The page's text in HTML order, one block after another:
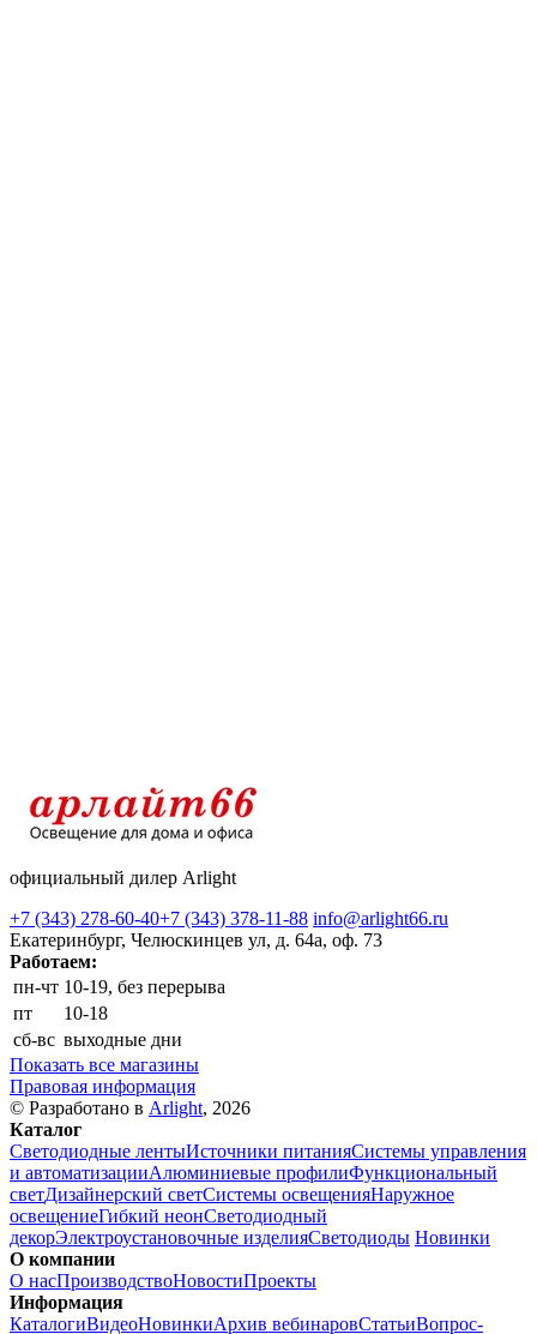
официальный дилер Arlight
+7 (343) 278-60-40+7 (343) 378-11-88 info@arlight66.ru
Екатеринбург, Челюскинцев ул, д. 64а, оф. 73
Работаем:
пн-чт 10-19, без перерыва
пт
10-18
сб-вс выходные дни
Показать все магазины
Правовая информация
© Разработано в Arlight, 2026
Каталог
Светодиодные лентыИсточники питанияСистемы управления
и автоматизацииАлюминиевые профилиФункциональный
светДизайнерский светСистемы освещенияНаружное
освещениеГибкий неонСветодиодный
декорЭлектроустановочные изделияСветодиоды Новинки
О компании
О насПроизводствоНовостиПроекты
Информация
КаталогиВидеоНовинкиАрхив вебинаровСтатьиВопрос-